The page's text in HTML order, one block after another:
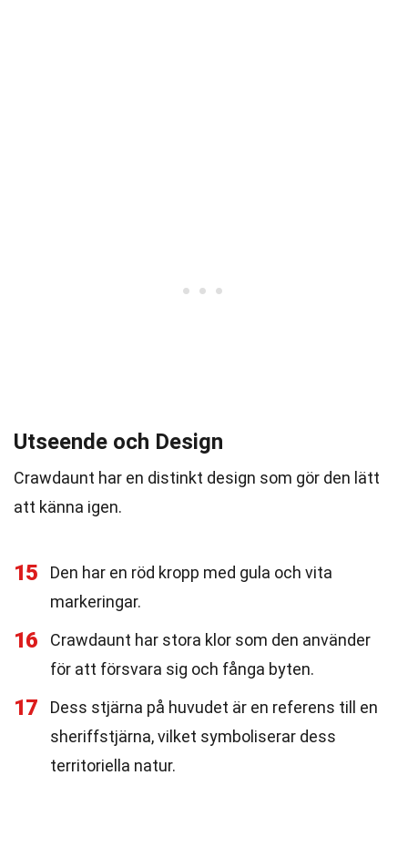
Utseende och Design
Crawdaunt har en distinkt design som gör den lätt
att känna igen.
15
Den har en röd kropp med gula och vita
markeringar.
16
Crawdaunt har stora klor som den använder
för att försvara sig och fånga byten.
17
Dess stjärna på huvudet är en referens till en
sheriffstjärna, vilket symboliserar dess
territoriella natur.